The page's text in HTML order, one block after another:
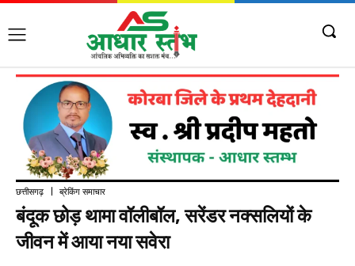
छत्तीसगढ़ ब्रेकिंग समाचार
बंदूक छोड़ थामा वॉलीबॉल, सरेंडर नक्सलियों के
जीवन में आया नया सवेरा